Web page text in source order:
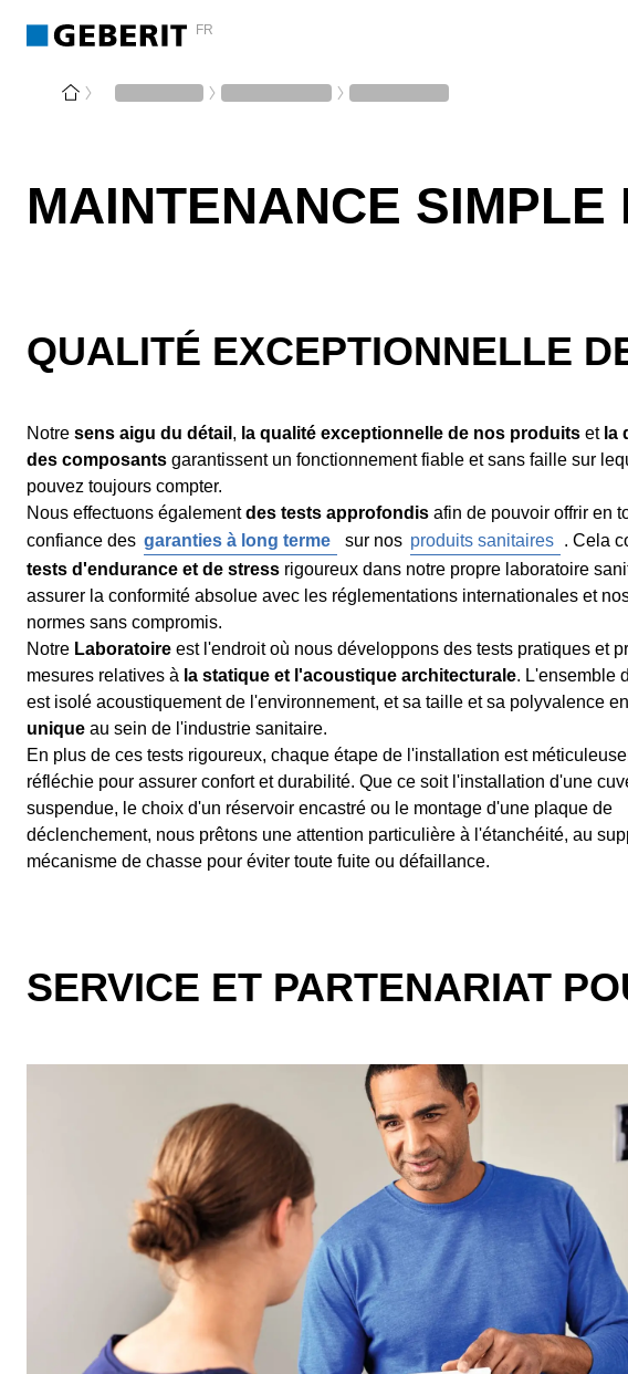
FR
MAINTENANCE
QUALITÉ EXCEPTIONNELLE
Notre sens aigu du détail , la qualité exceptionnelle de nos produits et la
des composants garantissent un fonctionnement fiable et sans faille sur
pouvez toujours compter.
Nous effectuons égalementdes tests approfondis afin de pouvoir offrir en
confiance des garanties à long terme sur nos produits sanitaires . Cela
tests d'endurance et de stress rigoureux dans notre propre laboratoire
assurer la conformité absolue avec les réglementations internationales et
normes sans compromis.
Notre Laboratoire est l'endroit où nous développons des tests pratiques et
mesures relatives à la statique et l'acoustique architecturale. L'ensemble
est isolé acoustiquement de l'environnement, et sa taille et sa polyvalence
unique au sein de l'industrie sanitaire.
En plus de ces tests rigoureux, chaque étape de l'installation est
réfléchie pour assurer confort et durabilité. Que ce soit l'installation d'une
suspendue, le choix d'un réservoir encastré ou le montage d'une plaque de
déclenchement, nous prêtons une attention particulière à l'étanchéité, au
mécanisme de chasse pour éviter toute fuite ou défaillance.
SERVICE ET PARTENARIAT